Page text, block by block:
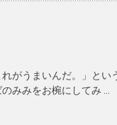
がうまいんだ。」とい
みみをお椀にしてみ …